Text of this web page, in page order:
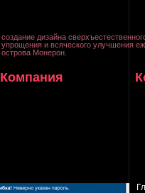
создание дизайна
упрощения и всяческого улучшения
острова Монерон.
Компания